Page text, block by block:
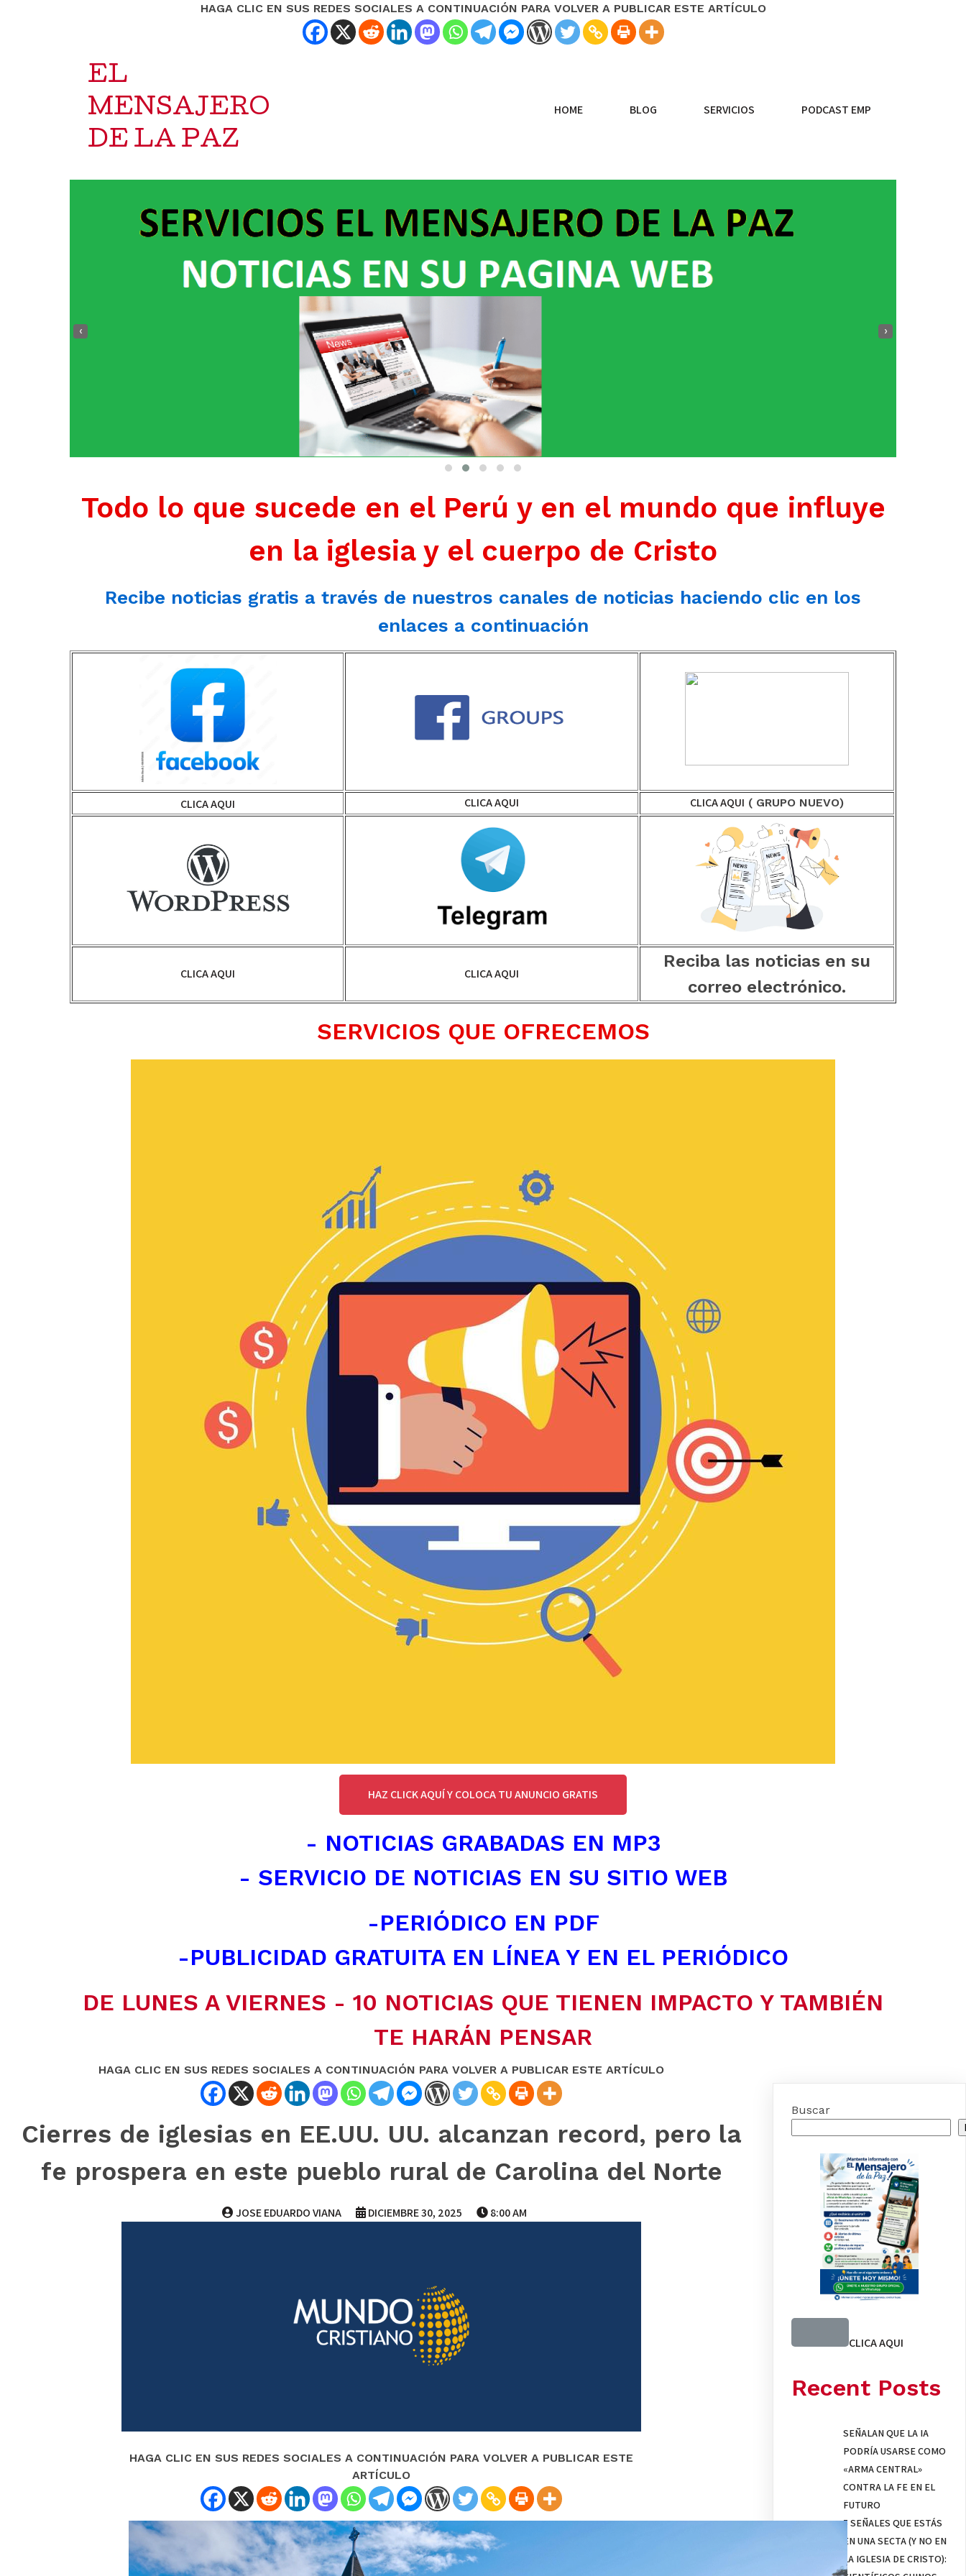
HAGA CLIC EN SUS REDES SOCIALES A CONTINUACIÓN PARA VOLVER A PUBLICAR ESTE ARTÍCULO
EL
MENSAJERO
DE LA PAZ
HOME BLOG SERVICIOS PODCAST EMP
‹ ›
Todo lo que sucede en el Perú y en el mundo que influye
en la iglesia y el cuerpo de Cristo
Recibe noticias gratis a través de nuestros canales de noticias haciendo clic en los
enlaces a continuación
CLICA AQUI CLICA AQUI CLICA AQUI ( GRUPO NUEVO)
CLICA AQUI CLICA AQUI
Reciba las noticias en su
correo electrónico.
SERVICIOS QUE OFRECEMOS
HAZ CLICK AQUÍ Y COLOCA TU ANUNCIO GRATIS
- NOTICIAS GRABADAS EN MP3
- SERVICIO DE NOTICIAS EN SU SITIO WEB
-PERIÓDICO EN PDF
-PUBLICIDAD GRATUITA EN LÍNEA Y EN EL PERIÓDICO
DE LUNES A VIERNES - 10 NOTICIAS QUE TIENEN IMPACTO Y TAMBIÉN
TE HARÁN PENSAR
HAGA CLIC EN SUS REDES SOCIALES A CONTINUACIÓN PARA VOLVER A PUBLICAR ESTE ARTÍCULO
Cierres de iglesias en EE.UU. UU. alcanzan record, pero la
fe prospera en este pueblo rural de Carolina del Norte
JOSE EDUARDO VIANA DICIEMBRE 30, 2025 8:00 AM
HAGA CLIC EN SUS REDES SOCIALES A CONTINUACIÓN PARA VOLVER A PUBLICAR ESTE
ARTÍCULO
Buscar
CLICA AQUI
Recent Posts
SEÑALAN QUE LA IA
PODRÍA USARSE COMO
«ARMA CENTRAL»
CONTRA LA FE EN EL
FUTURO
5 SEÑALES QUE ESTÁS
EN UNA SECTA (Y NO EN
LA IGLESIA DE CRISTO):